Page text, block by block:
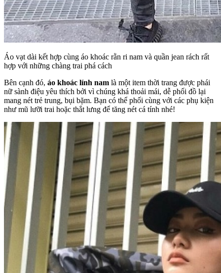
Áo vạt dài kết hợp cùng áo khoác rằn ri nam và quần jean rách rất
hợp với những chàng trai phá cách
Bên cạnh đó, áo khoác lính nam là một item thời trang được phái
nữ sành điệu yêu thích bởi vì chúng khá thoải mái, dễ phối đồ lại
mang nét trẻ trung, bụi bặm. Bạn có thể phối cùng với các phụ kiện
như mũ lưỡi trai hoặc thắt lưng để tăng nét cá tính nhé!